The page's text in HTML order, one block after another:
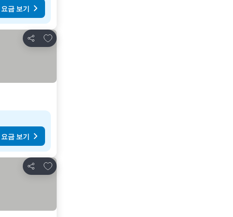
요금 보기
공유
즐겨찾기에 추가
요금 보기
공유
즐겨찾기에 추가